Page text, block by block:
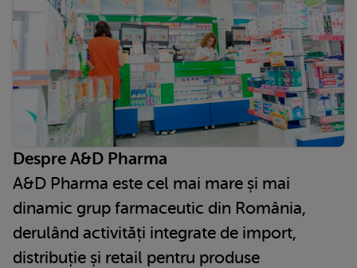
Despre A&D Pharma
A&D Pharma este cel mai mare și mai
dinamic grup farmaceutic din România,
derulând activități integrate de import,
distribuție și retail pentru produse